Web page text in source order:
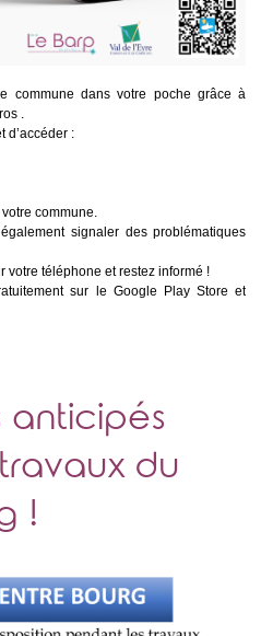
commune dans votre poche grâce à
.
d’accéder :
commune.
signaler des problématiques
votre téléphone et restez informé !
sur le Google Play Store et
anticipés
du
!